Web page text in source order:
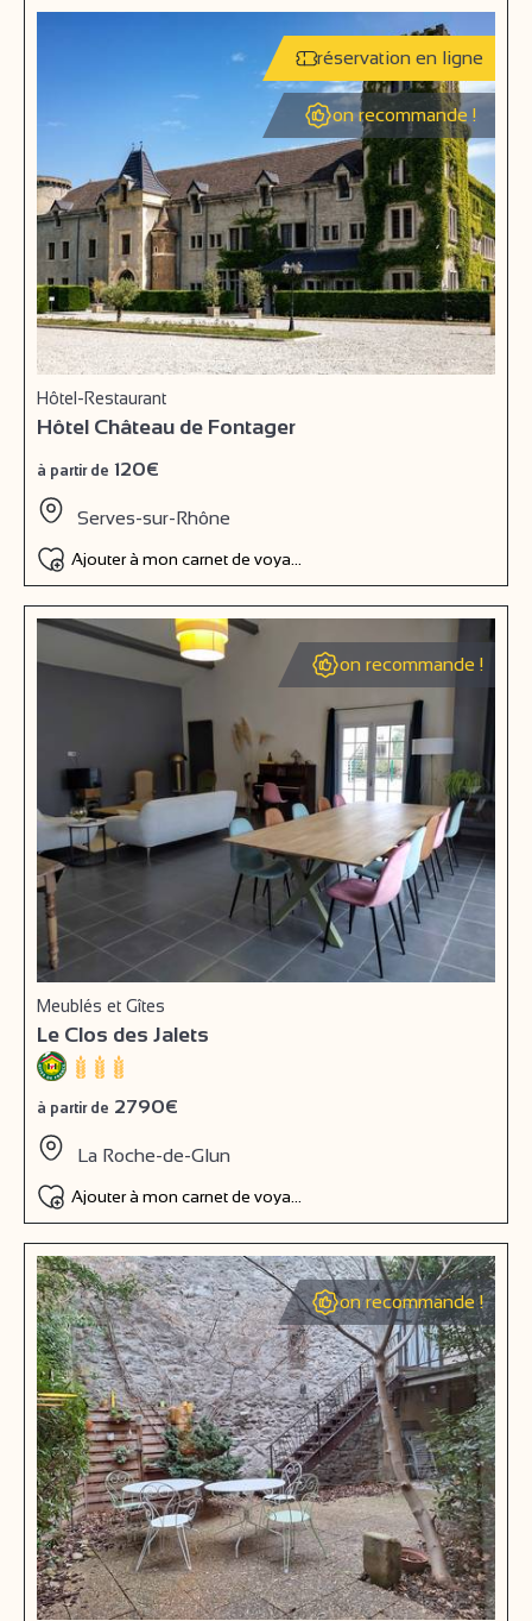
réservation en ligne
on recommande !
Hôtel-Restaurant
Hôtel Château de Fontager
à partir de 120€
Serves-sur-Rhône
Ajouter à mon carnet de voyage
on recommande !
Meublés et Gîtes
Le Clos des Jalets
à partir de 2790€
La Roche-de-Glun
Ajouter à mon carnet de voyage
on recommande !